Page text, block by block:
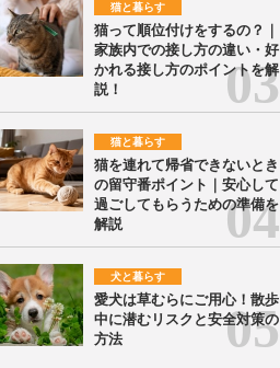
猫と暮らす
猫って順位付けをするの？｜
家族内での接し方の違い・好
かれる接し方のポイントを解
説！
猫と暮らす
猫を連れて帰省できないとき
の留守番ポイント｜安心して
過ごしてもらうための準備を
解説
犬と暮らす
愛犬は草むらにご用心！散歩
中に潜むリスクと安全対策の
方法